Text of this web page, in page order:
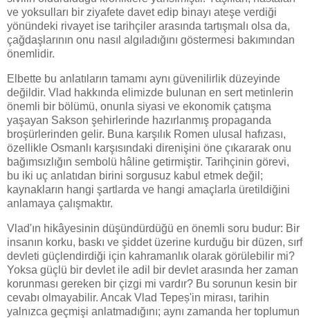
ve yoksulları bir ziyafete davet edip binayı ateşe verdiği
yönündeki rivayet ise tarihçiler arasında tartışmalı olsa da,
çağdaşlarının onu nasıl algıladığını göstermesi bakımından
önemlidir.
Elbette bu anlatıların tamamı aynı güvenilirlik düzeyinde
değildir. Vlad hakkında elimizde bulunan en sert metinlerin
önemli bir bölümü, onunla siyasi ve ekonomik çatışma
yaşayan Sakson şehirlerinde hazırlanmış propaganda
broşürlerinden gelir. Buna karşılık Romen ulusal hafızası,
özellikle Osmanlı karşısındaki direnişini öne çıkararak onu
bağımsızlığın sembolü hâline getirmiştir. Tarihçinin görevi,
bu iki uç anlatıdan birini sorgusuz kabul etmek değil;
kaynakların hangi şartlarda ve hangi amaçlarla üretildiğini
anlamaya çalışmaktır.
Vlad'ın hikâyesinin düşündürdüğü en önemli soru budur: Bir
insanın korku, baskı ve şiddet üzerine kurduğu bir düzen, sırf
devleti güçlendirdiği için kahramanlık olarak görülebilir mi?
Yoksa güçlü bir devlet ile adil bir devlet arasında her zaman
korunması gereken bir çizgi mi vardır? Bu sorunun kesin bir
cevabı olmayabilir. Ancak Vlad Tepeș'in mirası, tarihin
yalnızca geçmişi anlatmadığını; aynı zamanda her toplumun